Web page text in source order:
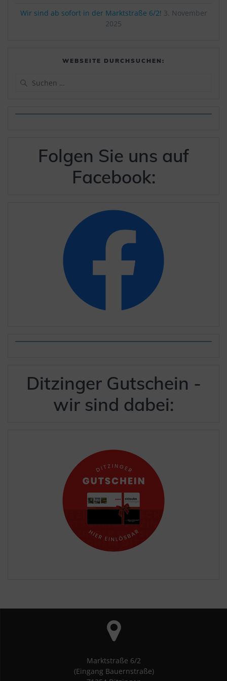
Wir sind ab sofort in der Marktstraße 6/2! 3. November
2025
WEBSEITE DURCHSUCHEN:
Folgen Sie uns auf
Facebook:
Ditzinger Gutschein -
wir sind dabei:
Marktstraße 6/2
(Eingang Bauernstraße)